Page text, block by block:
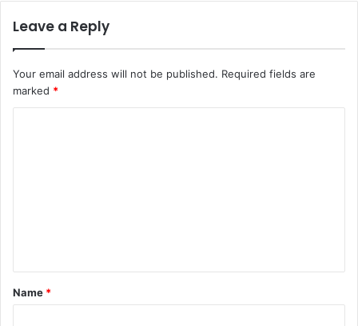
Leave a Reply
Your email address will not be published. Required fields are
marked *
*
Name *